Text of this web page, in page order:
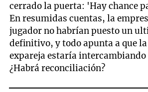
cerrado la puerta: 'Hay chance
En resumidas cuentas, la
jugador no habrían puesto un
definitivo, y todo apunta a que la
expareja estaría intercambiando
¿Habrá reconciliación?